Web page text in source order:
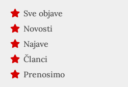
Sve objave
Novosti
Najave
Članci
Prenosimo